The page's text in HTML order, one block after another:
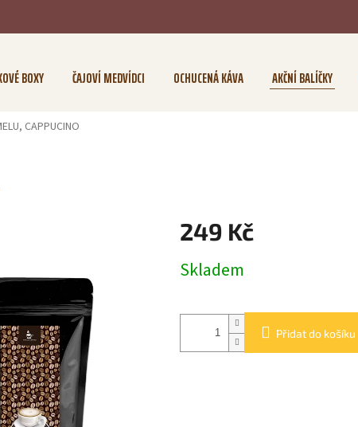
BOXY ČAJOVÍ MEDVÍDCI OCHUCENÁ KÁVA AKČNÍ BALÍČKY
CAPPUCINO
249 Kč
cena:
Skladem
Přidat do košíku